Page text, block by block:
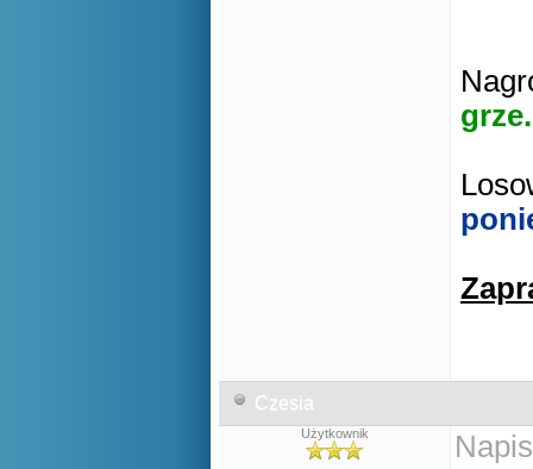
grze.
Czesia
Użytkownik